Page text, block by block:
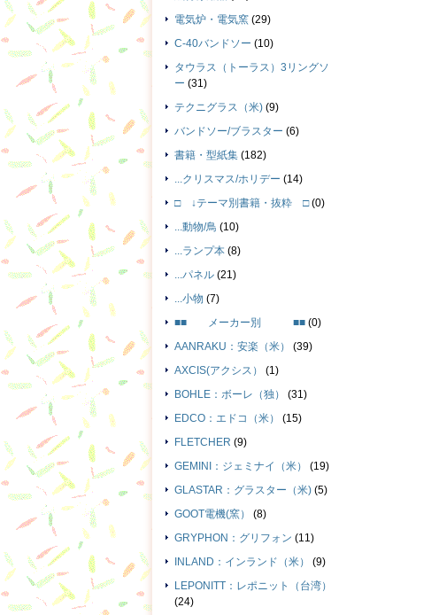
電気炉・電気窯 (29)
C-40バンドソー (10)
タウラス（トーラス）3リングソ
ー (31)
テクニグラス（米) (9)
バンドソー/ブラスター (6)
書籍・型紙集 (182)
...クリスマス/ホリデー (14)
□ ↓テーマ別書籍・抜粋 □ (0)
...動物/鳥 (10)
...ランプ本 (8)
...パネル (21)
...小物 (7)
■■ メーカー別 ■■ (0)
AANRAKU：安楽（米）
(39)
AXCIS(アクシス）
(1)
BOHLE：ボーレ（独）
(31)
EDCO：エドコ（米）
(15)
FLETCHER (9)
GEMINI：ジェミナイ（米）
(19)
GLASTAR：グラスター（米) (5)
GOOT電機(窯）
(8)
GRYPHON：グリフォン (11)
INLAND：インランド（米）
(9)
LEPONITT：レポニット（台湾）
(24)